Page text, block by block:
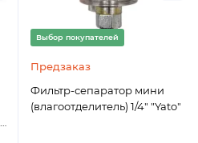
Выбор покупателей
Предзаказ
Фильтр-сепаратор мини
(влагоотделитель) 1/4" "Yato"